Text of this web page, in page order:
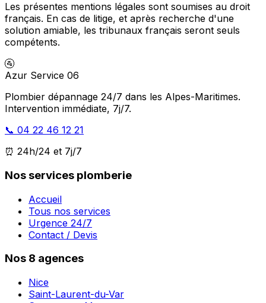
Les présentes mentions légales sont soumises au droit
français. En cas de litige, et après recherche d'une
solution amiable, les tribunaux français seront seuls
compétents.
🚰
Azur Service 06
Plombier dépannage 24/7 dans les Alpes-Maritimes.
Intervention immédiate, 7j/7.
📞 04 22 46 12 21
⏰ 24h/24 et 7j/7
Nos services plomberie
Accueil
Tous nos services
Urgence 24/7
Contact / Devis
Nos 8 agences
Nice
Saint-Laurent-du-Var